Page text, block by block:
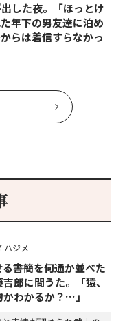
した夜。「ほっとけ
年下の男友達に泊め
らは着信すらなかっ
ハジメ
――書簡を何通か並べた
郎に問うた。「猿、
わかるか？…」